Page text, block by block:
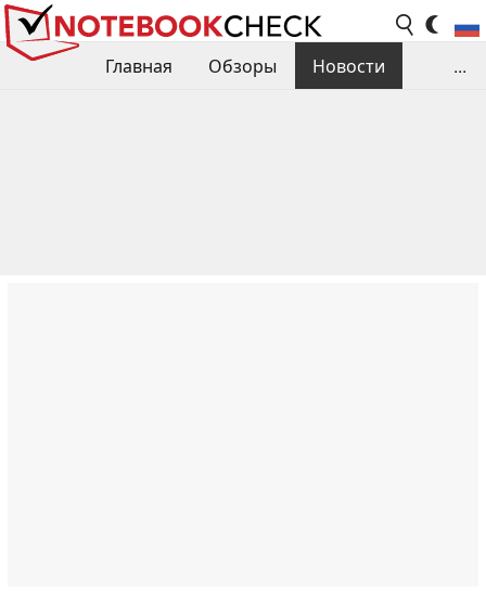
Главная Обзоры
Новости
...